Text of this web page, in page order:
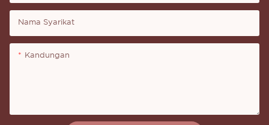
Nama Syarikat
Kandungan